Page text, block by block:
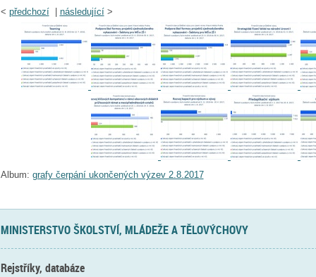
< předchozí| následující>
Album: grafy čerpání ukončených výzev 2.8.2017
MINISTERSTVO ŠKOLSTVÍ, MLÁDEŽE A TĚLOVÝCHOVY
Rejstříky, databáze